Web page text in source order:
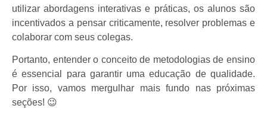
utilizar abordagens interativas e práticas, os alunos são
incentivados a pensar criticamente, resolver problemas e
colaborar com seus colegas.
Portanto, entender o conceito de metodologias de ensino
é essencial para garantir uma educação de qualidade.
Por isso, vamos mergulhar mais fundo nas próximas
seções! 😉